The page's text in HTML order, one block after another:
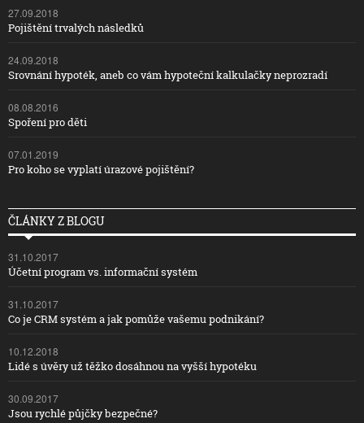
27.09.2018
Pojištění trvalých následků
24.09.2018
Srovnání hypoték, aneb co vám hypoteční kalkulačky neprozradí
08.08.2016
Spoření pro děti
07.01.2019
Pro koho se vyplatí úrazové pojištění?
ČLÁNKY Z BLOGU
31.10.2017
Účetní program vs. informační systém
31.10.2017
Co je CRM systém a jak pomůže vašemu podnikání?
10.12.2018
Lidé s úvěry už těžko dosáhnou na vyšší hypotéku
30.09.2017
Jsou rychlé půjčky bezpečné?